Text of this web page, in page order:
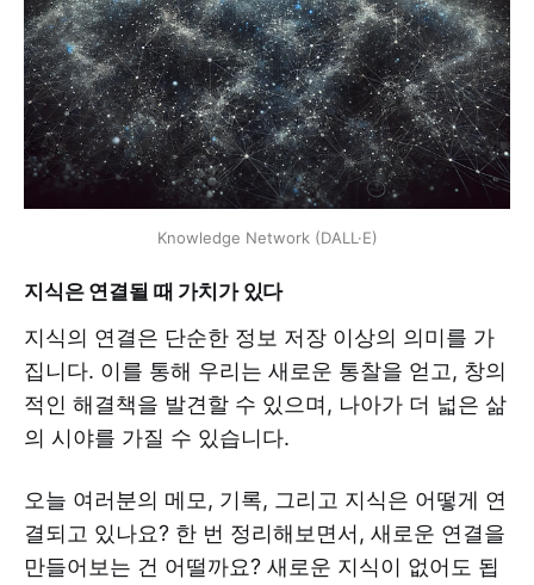
Knowledge Network (DALL·E)
지식은 연결될 때 가치가 있다
지식의 연결은 단순한 정보 저장 이상의 의미를 가
집니다. 이를 통해 우리는 새로운 통찰을 얻고, 창의
적인 해결책을 발견할 수 있으며, 나아가 더 넓은 삶
의 시야를 가질 수 있습니다.
오늘 여러분의 메모, 기록, 그리고 지식은 어떻게 연
결되고 있나요? 한 번 정리해보면서, 새로운 연결을
만들어보는 건 어떨까요? 새로운 지식이 없어도 됩